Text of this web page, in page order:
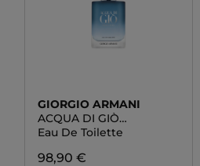
GIORGIO ARMANI
ACQUA DI GIÒ
PROFONDO
Eau De Toilette
98,90 €